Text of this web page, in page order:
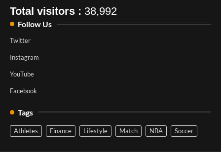
Total visitors : 38,992
Follow Us
Twitter
Instagram
YouTube
Facebook
Tags
Athletes Finance Lifestyle Match NBA Soccer